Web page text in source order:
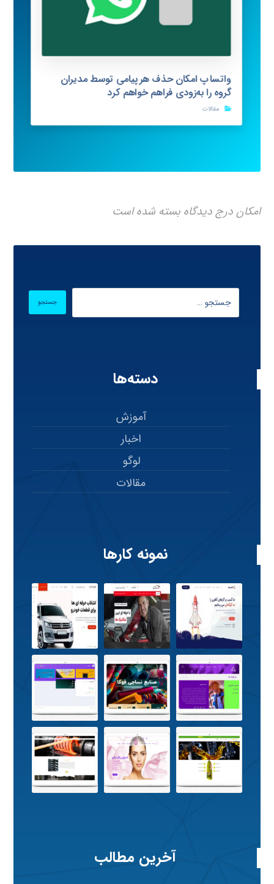
واتساپ امکان حذف هرپیامی توسط مدیران
گروه را به‌زودی فراهم خواهم کرد
مقالات
امکان درج دیدگاه بسته شده است
دسته‌ها
آموزش
اخبار
لوگو
مقالات
نمونه کارها
آخرین مطالب